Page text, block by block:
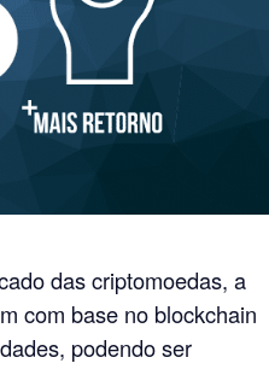
das criptomoedas, a
com base no blockchain
podendo ser